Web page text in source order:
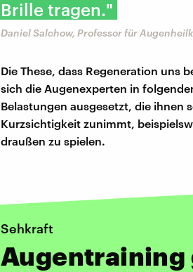
Brille tragen."
Daniel Salchow, Professor für
Die These, dass Regeneration uns
sich die Augenexperten in
Belastungen ausgesetzt, die ihnen
Kurzsichtigkeit zunimmt,
draußen zu spielen.
Sehkraft
Augentraining